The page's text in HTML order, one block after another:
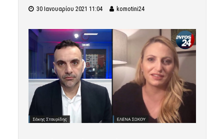
30 Ιανουαρίου 2021 11:04 komotini24